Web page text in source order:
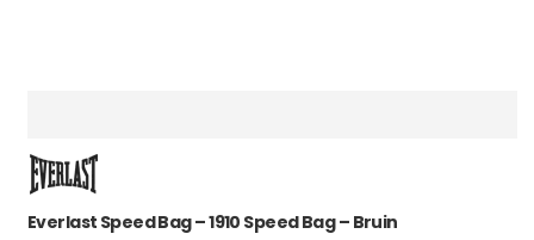
Everlast Speed Bag – 1910 Speed Bag – Bruin